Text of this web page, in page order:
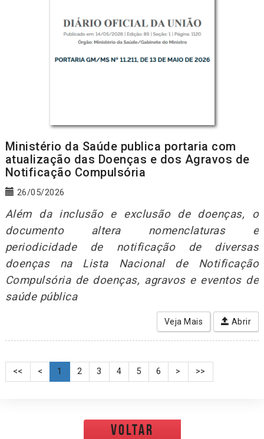
Ministério da Saúde publica portaria com
atualização das Doenças e dos Agravos de
Notificação Compulsória
26/05/2026
Além da inclusão e exclusão de doenças, o
documento altera nomenclaturas e
periodicidade de notificação de diversas
doenças na Lista Nacional de Notificação
Compulsória de doenças, agravos e eventos de
saúde pública
Veja Mais Abrir
<< < 1 2 3 4 5 6 > >>
voltar